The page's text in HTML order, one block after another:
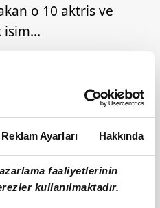
Reklam Ayarları Hakkında
faaliyetlerinin
kullanılmaktadır.
o 10 aktris ve
isim...